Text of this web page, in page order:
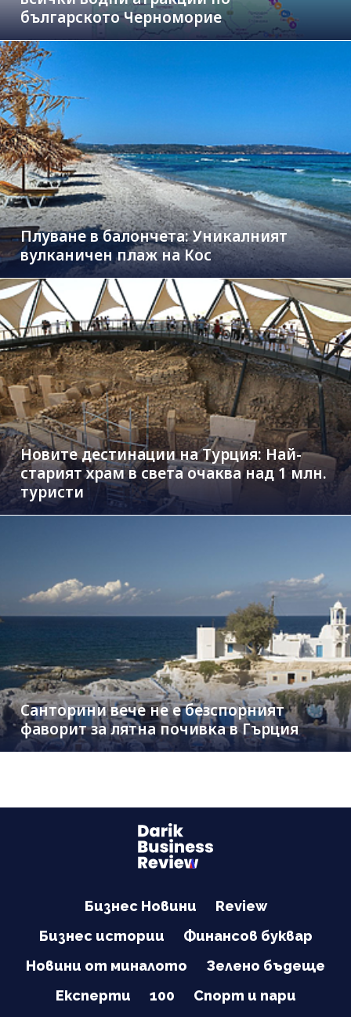
българското Черноморие
Плуване в балончета: Уникалният
вулканичен плаж на Кос
Новите дестинации на Турция: Най-
старият храм в света очаква над 1 млн.
туристи
Санторини вече не е безспорният
фаворит за лятна почивка в Гърция
Бизнес Новини
Review
Бизнес истории
Финансов буквар
Новини от миналото
Зелено бъдеще
Експерти
100
Спорт и пари